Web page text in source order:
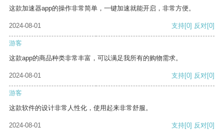
这款加速器app的操作非常简单，一键加速就能开启，非常方便。
2024-08-01 支持[0] 反对[0]
游客
这款app的商品种类非常丰富，可以满足我所有的购物需求。
2024-08-01 支持[0] 反对[0]
游客
这款软件的设计非常人性化，使用起来非常舒服。
2024-08-01 支持[0] 反对[0]